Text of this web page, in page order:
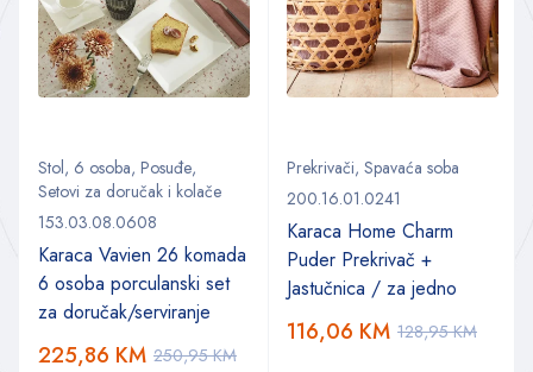
Stol, 6 osoba, Posuđe,
Setovi za doručak i kolače
153.03.08.0608
Karaca Vavien 26 komada
6 osoba porculanski set
za doručak/serviranje
250,95KM
225,86 KM
Prekrivači, Spavaća soba
200.16.01.0241
Karaca Home Charm
Puder Prekrivač +
Jastučnica / za jedno
128,95KM
116,06 KM